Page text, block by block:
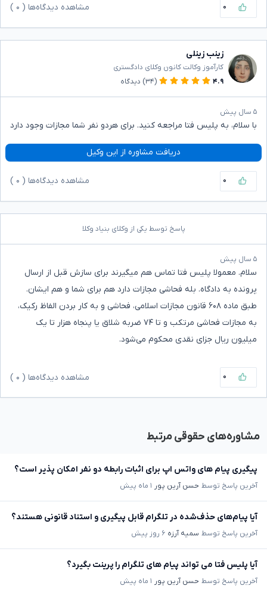
۰ مشاهده دیدگاه‌ها ( ۰
زینب زینلی
کارآموز وکالت کانون وکلای دادگستری
۴.۹
(۳۴) دیدگاه
۵ سال پیش
با سلام، به پلیس فتا مراجعه کنید. برای هردو نفر شما مجازات وجود دارد
دریافت مشاوره از این وکیل
۰ مشاهده دیدگاه‌ها ( ۰
پاسخ توسط یکی از وکلای بنیاد وکلا
۵ سال پیش
سلام. معمولا پلیس فتا تماس هم میگیرند برای سازش قبل از ارسال
پرونده به دادگاه.‌ بله فحاشی مجازات دارد هم برای شما و هم ایشان.‌
طبق ماده ۶۰۸ قانون مجازات اسلامی، فحاشی و به کار بردن الفاظ رکیک،
به مجازات فحاشی مرتکب و تا ۷۴ ضربه شلاق یا پنجاه هزار تا یک
میلیون ریال جزای نقدی محکوم می‌شود.
۰ مشاهده دیدگاه‌ها ( ۰
مشاوره‌های حقوقی مرتبط
پیگیری پیام های واتس اپ برای اثبات رابطه دو نفر امکان پذیر است؟
آخرین پاسخ توسط حسن آرین پور ۱ ماه پیش
آیا پیام‌های حذف‌شده در تلگرام قابل پیگیری و استناد قانونی هستند؟
آخرین پاسخ توسط سمیه آرزه ۶ روز پیش
آیا پلیس فتا می تواند پیام های تلگرام را پرینت بگیرد؟
آخرین پاسخ توسط حسن آرین پور ۱ ماه پیش